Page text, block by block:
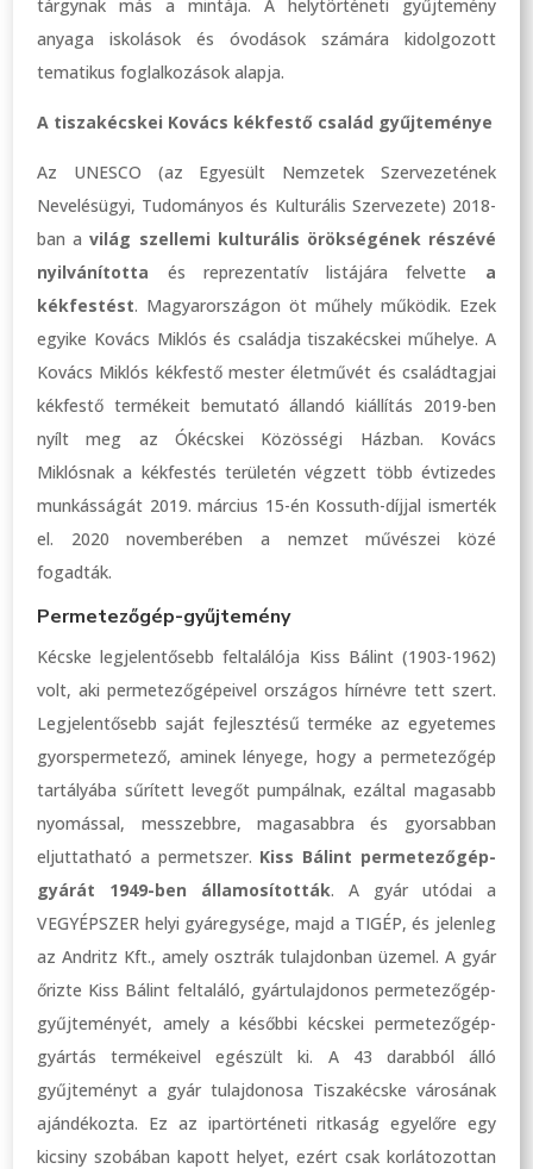
tárgynak más a mintája. A helytörténeti gyűjtemény
anyaga iskolások és óvodások számára kidolgozott
tematikus foglalkozások alapja.
A tiszakécskei Kovács kékfestő család gyűjteménye
Az UNESCO (az Egyesült Nemzetek Szervezetének
Nevelésügyi, Tudományos és Kulturális Szervezete) 2018-
ban avilág szellemi kulturális örökségének részévé
nyilvánította és reprezentatív listájára felvette a
kékfestést. Magyarországon öt műhely működik. Ezek
egyike Kovács Miklós és családja tiszakécskei műhelye. A
Kovács Miklós kékfestő mester életművét és családtagjai
kékfestő termékeit bemutató állandó kiállítás 2019-ben
nyílt meg az Ókécskei Közösségi Házban. Kovács
Miklósnak a kékfestés területén végzett több évtizedes
munkásságát 2019. március 15-én Kossuth-díjjal ismerték
el. 2020 novemberében a nemzet művészei közé
fogadták.
Permetezőgép-gyűjtemény
Kécske legjelentősebb feltalálója Kiss Bálint (1903-1962)
volt, aki permetezőgépeivel országos hírnévre tett szert.
Legjelentősebb saját fejlesztésű terméke az egyetemes
gyorspermetező, aminek lényege, hogy a permetezőgép
tartályába sűrített levegőt pumpálnak, ezáltal magasabb
nyomással, messzebbre, magasabbra és gyorsabban
eljuttatható a permetszer. Kiss Bálint permetezőgép-
gyárát 1949-ben államosították. A gyár utódai a
VEGYÉPSZER helyi gyáregysége, majd a TIGÉP, és jelenleg
az Andritz Kft., amely osztrák tulajdonban üzemel. A gyár
őrizte Kiss Bálint feltaláló, gyártulajdonos permetezőgép-
gyűjteményét, amely a későbbi kécskei permetezőgép-
gyártás termékeivel egészült ki. A 43 darabból álló
gyűjteményt a gyár tulajdonosa Tiszakécske városának
ajándékozta. Ez az ipartörténeti ritkaság egyelőre egy
kicsiny szobában kapott helyet, ezért csak korlátozottan